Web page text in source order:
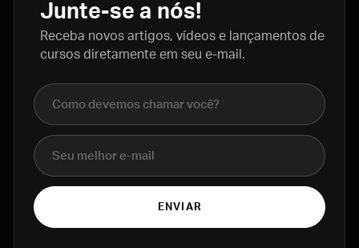
Junte-se a nós!
Receba novos artigos, vídeos e lançamentos de
cursos diretamente em seu e-mail.
Nome completo
E-mail
ENVIAR